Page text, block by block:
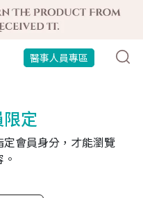
醫事人員專區
定
會員身分，才能瀏覽